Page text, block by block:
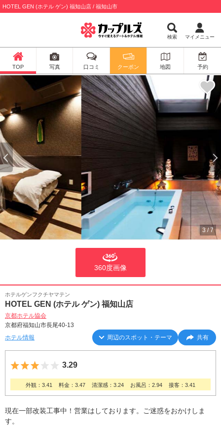
HOTEL GEN (ホテル ゲン) 福知山店 / 福知山市
検索 マイメニュー
TOP 写真 口コミ クーポン 地図 予約
3 /7
360度画像
ホテルゲンフクチヤマテン
HOTEL GEN (ホテル ゲン) 福知山店
京都ホテル協会
京都府福知山市長尾40-13
ホテル情報
周辺のスポット・テーマ 共有
5つ星のうち3
3.29
外観：3.41 料金：3.47 清潔感：3.24 お風呂：2.94 接客：3.41
現在一部改装工事中！営業はしております。ご迷惑をおかけしま
す。